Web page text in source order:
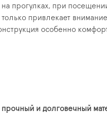
прогулках, при
только привлекает
особенно
и долговечный